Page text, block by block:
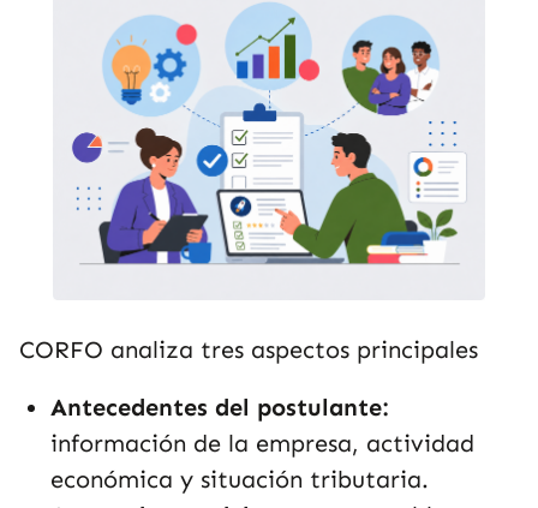
CORFO analiza tres aspectos principales
Antecedentes del postulante:
información de la empresa, actividad
económica y situación tributaria.